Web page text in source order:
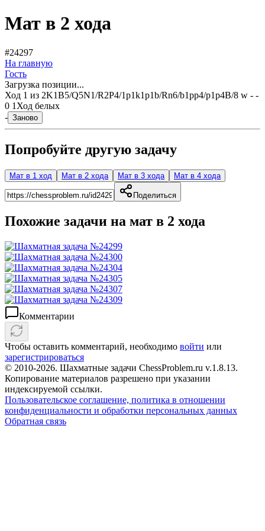
Мат в 2 хода
#24297
На главную
Гость
Загрузка позиции...
Ход 1 из 2K1B5/Q5N1/R2P4/1p1k1p1b/Rn6/b1pp4/p1p4B/8 w - -
0 1 Ход белых
- Заново
Попробуйте другую задачу
Мат в 1 ход Мат в 2 хода Мат в 3 хода Мат в 4 хода
Поделиться
Похожие задачи на мат в 2 хода
Комментарии
Чтобы оставить комментарий, необходимо войти или
зарегистрироваться
© 2010-2026. Шахматные задачи ChessProblem.ru v.1.8.13.
Копирование материалов разрешено при указании
индексируемой ссылки.
Пользовательское соглашение, политика в отношении
конфиденциальности и обработки персональных данных
Обратная связь